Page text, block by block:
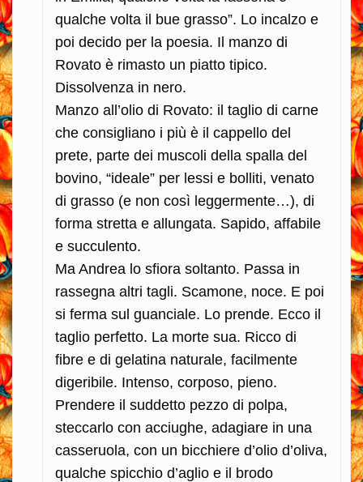
qualche volta il bue grasso”. Lo incalzo e
poi decido per la poesia. Il manzo di
Rovato è rimasto un piatto tipico.
Dissolvenza in nero.
Manzo all’olio di Rovato: il taglio di carne
che consigliano i più è il cappello del
prete, parte dei muscoli della spalla del
bovino, “ideale” per lessi e bolliti, venato
di grasso (e non così leggermente…), di
forma stretta e allungata. Sapido, affabile
e succulento.
Ma Andrea lo sfiora soltanto. Passa in
rassegna altri tagli. Scamone, noce. E poi
si ferma sul guanciale. Lo prende. Ecco il
taglio perfetto. La morte sua. Ricco di
fibre e di gelatina naturale, facilmente
digeribile. Intenso, corposo, pieno.
Prendere il suddetto pezzo di polpa,
steccarlo con acciughe, adagiare in una
casseruola, con un bicchiere d’olio d’oliva,
qualche spicchio d’aglio e il brodo